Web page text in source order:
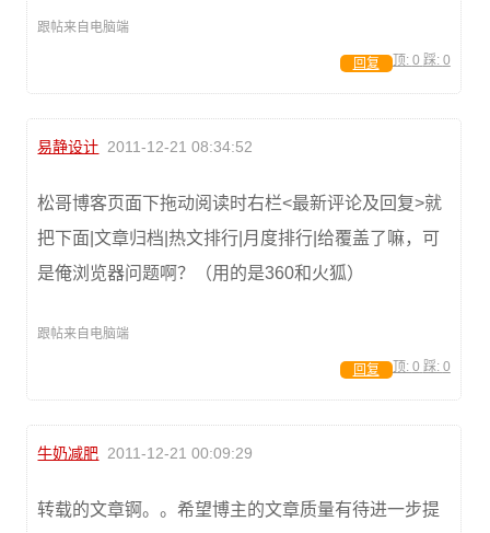
跟帖来自电脑端
顶: 0 踩: 0
回复
易静设计 2011-12-21 08:34:52
松哥博客页面下拖动阅读时右栏<最新评论及回复>就
把下面|文章归档|热文排行|月度排行|给覆盖了嘛，可
是俺浏览器问题啊？（用的是360和火狐）
跟帖来自电脑端
顶: 0 踩: 0
回复
牛奶减肥 2011-12-21 00:09:29
转载的文章锕。。希望博主的文章质量有待进一步提